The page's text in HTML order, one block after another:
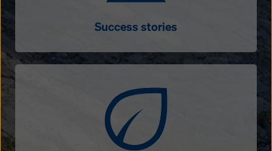
Success stories
Sustainability